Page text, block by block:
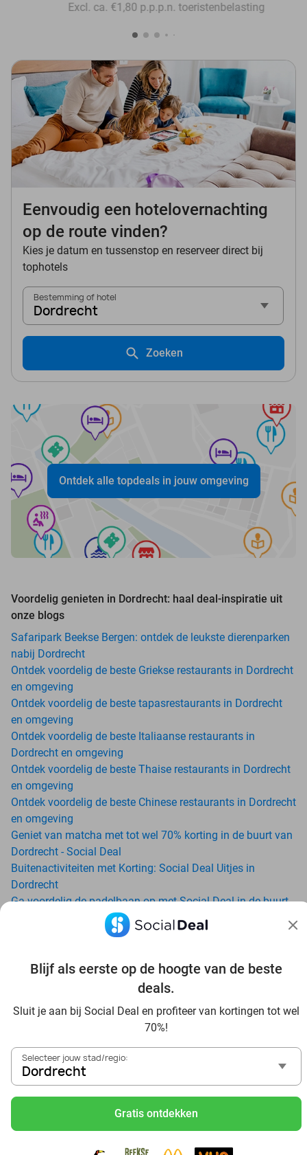
Blijf als eerste op de hoogte van de beste
deals.
Sluit je aan bij Social Deal en profiteer van kortingen tot wel
70%!
Selecteer jouw stad/regio:
Dordrecht
Gratis ontdekken
Excl. ca. €1,80 p.p.p.n. toeristenbelasting
Eenvoudig een hotelovernachting
op de route vinden?
Kies je datum en tussenstop en reserveer direct bij
tophotels
Bestemming of hotel
Dordrecht
Zoeken
Ontdek alle topdeals in jouw omgeving
Voordelig genieten in Dordrecht: haal deal-inspiratie uit
onze blogs
Safaripark Beekse Bergen: ontdek de leukste dierenparken
nabij Dordrecht
Ontdek voordelig de beste Griekse restaurants in Dordrecht
en omgeving
Ontdek voordelig de beste tapasrestaurants in Dordrecht
en omgeving
Ontdek voordelig de beste Italiaanse restaurants in
Dordrecht en omgeving
Ontdek voordelig de beste Thaise restaurants in Dordrecht
en omgeving
Ontdek voordelig de beste Chinese restaurants in Dordrecht
en omgeving
Geniet van matcha met tot wel 70% korting in de buurt van
Dordrecht - Social Deal
Buitenactiviteiten met Korting: Social Deal Uitjes in
Dordrecht
Ga voordelig de padelbaan op met Social Deal in de buurt
Geniet van je vakantie in Dordrecht in Nederland met
Ontdek voordelig Pilates in Dordrecht - Social Deal
Ervaar de kwaliteit van het Van der Valk hotel in Dordrecht
Voordelig genieten bij Sunparks met korting vanuit
Met hoge korting naar de zonnebank in Dordrecht
Skiën met korting in Dordrecht? Ontdek de leukste
skihallen en indoor skibanen
Schaatsen in Dordrecht en omgeving
Holiday on Ice tickets met korting in Dordrecht
Social Deal voordeelshop: ah, zoveel mooie deals in regio